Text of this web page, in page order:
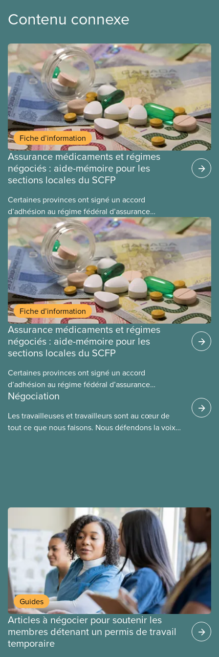
Contenu connexe
Fiche d’information
Assurance médicaments et régimes
négociés : aide-mémoire pour les
sections locales du SCFP
Certaines provinces ont signé un accord
d’adhésion au régime fédéral d’assurance
médicaments. Les sections locales du SCFP dans
ces provinces s’interrogent sur l’incidence que ce
régime pourrait avoir sur leurs avantages
sociaux actuels.
Fiche d’information
Assurance médicaments et régimes
négociés : aide-mémoire pour les
sections locales du SCFP
Certaines provinces ont signé un accord
d’adhésion au régime fédéral d’assurance
médicaments. Les sections locales du SCFP dans
régime pourrait avoir sur leurs avantages
sociaux actuels.
Négociation
Les travailleuses et travailleurs sont au cœur de
tout ce que nous faisons. Nous défendons la voix
Guides
Articles à négocier pour soutenir les
membres détenant un permis de travail
temporaire